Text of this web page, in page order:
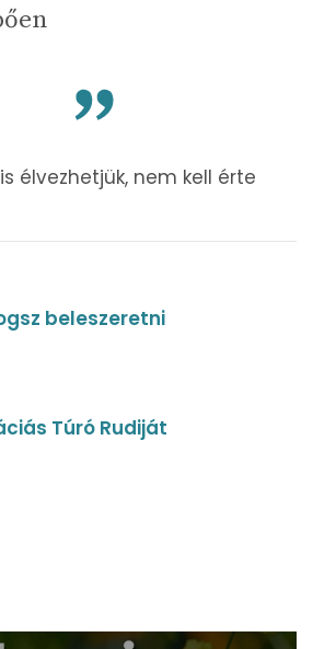
élvezhetjük, nem kell érte
beleszeretni
Túró Rudiját